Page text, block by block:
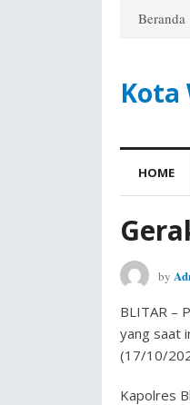
Beranda
Kota
HOME
by
BLITAR –
yang saat
(17/10/
Kapolres